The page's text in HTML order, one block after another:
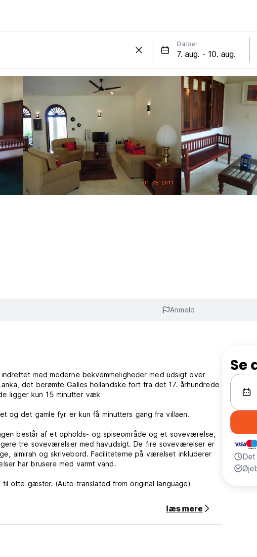
Datoer
Anmeld
med moderne bekvemmeligheder med udsigt over
det berømte Galles hollandske fort fra det 17. århundrede
ligger kun 15 minutter væk
og det gamle fyr er kun få minutters gang fra villaen.
består af et opholds- og spiseområde og et soveværelse,
tre soveværelser med havudsigt. De fire soveværelser er
almirah og skrivebord. Faciliteterne på værelset inkluderer
har brusere med varmt vand.
otte gæster. (Auto-translated from original language)
læs mere
Se